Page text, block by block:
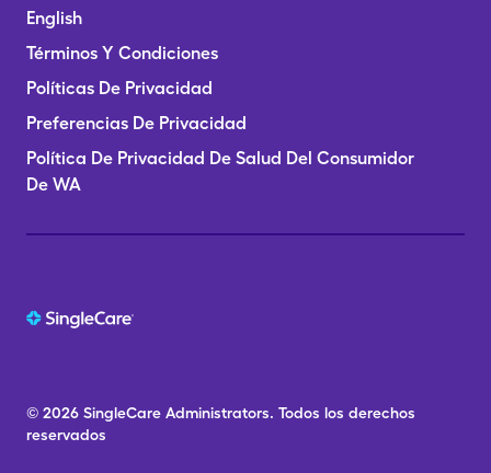
English
Términos Y Condiciones
Políticas De Privacidad
Preferencias De Privacidad
Política De Privacidad De Salud Del Consumidor
De WA
© 2026 SingleCare Administrators. Todos los derechos
reservados